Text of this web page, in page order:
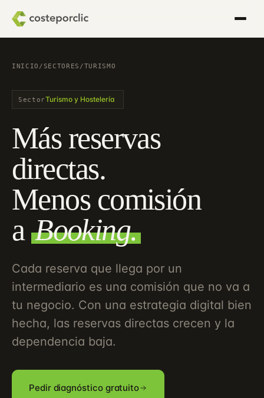
INICIO / SECTORES /TURISMO
SectorTurismo y Hostelería
Más reservas
directas.
Menos comisión
a Booking.
Cada reserva que llega por un
intermediario es una comisión que no va a
tu negocio. Con una estrategia digital bien
hecha, las reservas directas crecen y la
dependencia baja.
Pedir diagnóstico gratuito